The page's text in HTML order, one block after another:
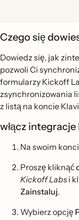
Czego się
Dowiedz się, jak
pozwoli Ci
formularzy Kickoff
zsynchronizowania
z listą na koncie
włącz
Na swoim
Proszę kliknąć
Kickoff Labsi
Zainstaluj.
Wybierz opcję